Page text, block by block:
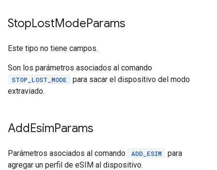
StopLostModeParams
Este tipo no tiene campos.
Son los parámetros asociados al comando
STOP_LOST_MODE
para sacar el dispositivo del modo
extraviado.
AddEsimParams
Parámetros asociados al comando ADD_ESIM
para
agregar un perfil de eSIM al dispositivo.